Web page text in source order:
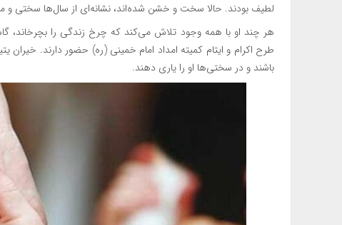
لطیف بودند. حالا سخت و خشن شده‌اند، نشانه‌ای از سال‌ها سختی
هر چند او با همه وجود تلاش می‌کند که چرخ زندگی را بچرخاند،
طرح اکرام و ایتام کمیته امداد امام خمینی (ره) حضور دارند. خیران
باشند و در سختی‌ها او را یاری دهند.